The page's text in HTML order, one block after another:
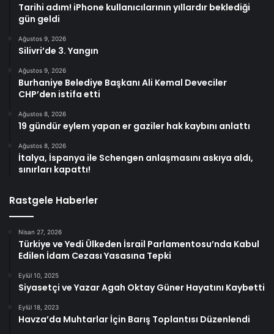
Tarihi adım! iPhone kullanıcılarının yıllardır beklediği
gün geldi
Ağustos 9, 2026
Silivri’de 3. Yangın
Ağustos 9, 2026
Burhaniye Belediye Başkanı Ali Kemal Deveciler
CHP’den istifa etti
Ağustos 8, 2026
19 gündür eylem yapan er gaziler hak kaybını anlattı
Ağustos 8, 2026
İtalya, İspanya ile Schengen anlaşmasını askıya aldı,
sınırları kapattı!
Rastgele Haberler
Nisan 27, 2026
Türkiye ve Yedi Ülkeden İsrail Parlamentosu’nda Kabul
Edilen İdam Cezası Yasasına Tepki
Eylül 10, 2025
Siyasetçi ve Yazar Agah Oktay Güner Hayatını Kaybetti
Eylül 18, 2023
Havza’da Muhtarlar İçin Barış Toplantısı Düzenlendi